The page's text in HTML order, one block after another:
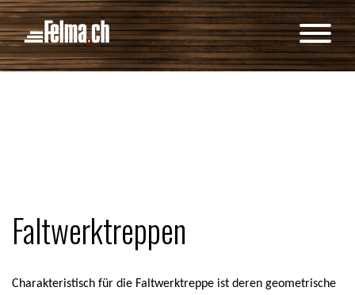
Faltwerktreppen
Charakteristisch für die Faltwerktreppe ist deren geometrische
Cookie-Einstellungen